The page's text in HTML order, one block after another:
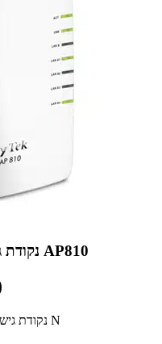
נקודת גישה אלחוטית AP810
נקודת גישה אלחוטית בתקן N